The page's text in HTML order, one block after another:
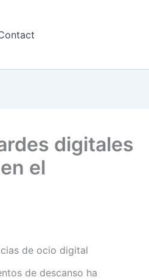
digitales
el
de ocio digital
de descanso ha